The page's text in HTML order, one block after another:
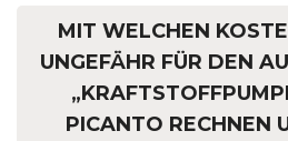
MIT WELCHEN
UNGEFÄHR FÜR DEN
PICANTO RECHNEN